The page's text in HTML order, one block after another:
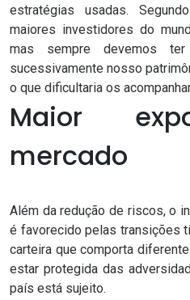
estratégias usadas.
maiores investidores do
mas sempre devemos
sucessivamente nosso
o que dificultaria os
Maior
mercado
Além da redução de riscos, o
é favorecido pelas transições
carteira que comporta
estar protegida das
país está sujeito.